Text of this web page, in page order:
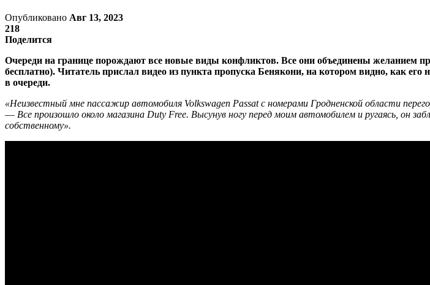
Опубликовано Авг 13, 2023
218
Поделится
Очереди на границе порождают все новые виды конфликтов. Все они объединены желанием
бесплатно). Читатель прислал видео из пункта пропуска Бенякони, на котором видно, как
в очереди.
«Неизвестный мне пассажир автомобиля Volkswagen Passat с номерами Гродненской области
— Все произошло около магазина Duty Free. Высунув ногу перед моим автомобилем и ругаясь, он
собственному».